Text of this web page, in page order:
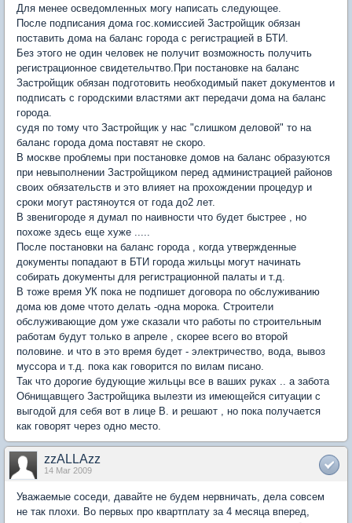
Для менее осведомленных могу написать следующее.
После подписания дома гос.комиссией Застройщик обязан
поставить дома на баланс города с регистрацией в БТИ.
Без этого не один человек не получит возможность получить
регистрационное свидетельчтво.При постановке на баланс
Застройщик обязан подготовить необходимый пакет документов и
подписать с городскими властями акт передачи дома на баланс
города.
судя по тому что Застройщик у нас "слишком деловой" то на
баланс города дома поставят не скоро.
В москве проблемы при постановке домов на баланс образуются
при невыполнении Застройщиком перед администрацией районов
своих обязательств и это влияет на прохождении процедур и
сроки могут растяноутся от года до2 лет.
В звенигороде я думал по наивности что будет быстрее , но
похоже здесь еще хуже .....
После постановки на баланс города , когда утвержденные
документы попадают в БТИ города жильцы могут начинать
собирать документы для регистрационной палаты и т.д.
В тоже время УК пока не подпишет договора по обслуживанию
дома юв доме чтото делать -одна морока. Строители
обслуживающие дом уже сказали что работы по строительным
работам будут только в апреле , скорее всего во второй
половине. и что в это время будет - электричество, вода, вывоз
муссора и т.д. пока как говорится по вилам писано.
Так что дорогие будующие жильцы все в ваших руках .. а забота
Обнищавщего Застройщика вылезти из имеющейся ситуации с
выгодой для себя вот в лице В. и решают , но пока получается
как говорят через одно место.
zzALLAzz
14 Mar 2009
Уважаемые соседи, давайте не будем нервничать, дела совсем
не так плохи. Во первых про квартплату за 4 месяца вперед,